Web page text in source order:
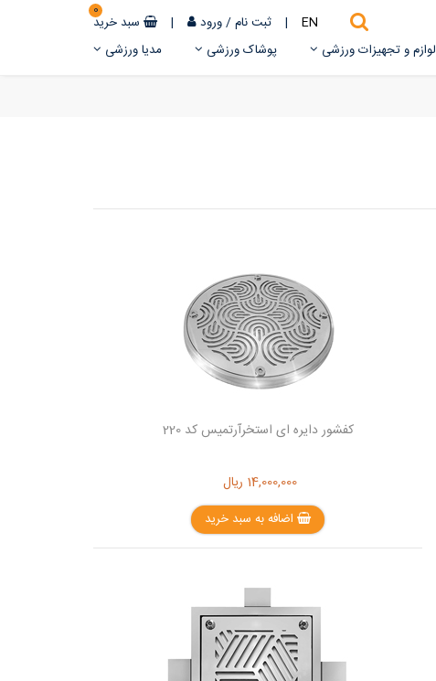
EN
| ثبت نام/ورود | سبد خرید
0
لوازم و تجهیزات ورزشی پوشاک ورزشی مدیا ورزشی
کفشور دایره ای استخرآرتمیس کد 220
14,000,000 ریال
اضافه به سبد خرید